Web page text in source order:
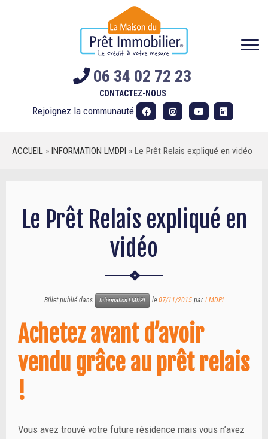
06 34 02 72 23
CONTACTEZ-NOUS
Rejoignez la communauté
ACCUEIL » INFORMATION LMDPI » Le Prêt Relais expliqué en vidéo
Le Prêt Relais expliqué en
vidéo
Billet publié dans Information LMDPI le 07/11/2015 par LMDPI
Achetez avant d’avoir
vendu grâce au prêt relais
!
Vous avez trouvé votre future résidence mais vous n’avez